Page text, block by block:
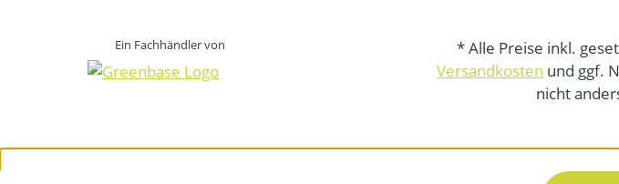
Ein Fachhändler von
* Alle Preise inkl.
Versandkosten und ggf.
nicht